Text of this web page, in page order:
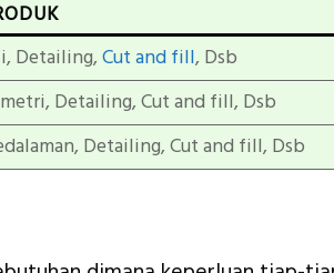
Detailing, Cut and fill, Dsb
Detailing, Cut and fill, Dsb
Detailing, Cut and fill, Dsb